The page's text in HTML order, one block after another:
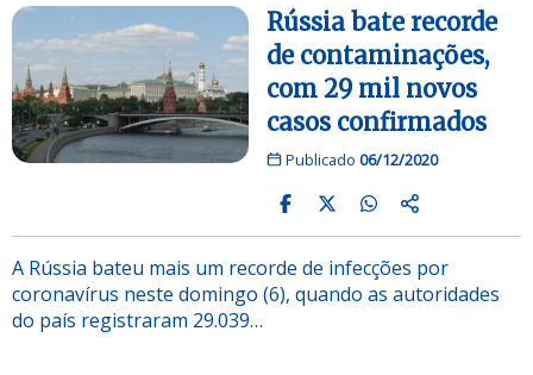
Rússia bate recorde
de contaminações,
com 29 mil novos
casos confirmados
Publicado 06/12/2020
A Rússia bateu mais um recorde de infecções por
coronavírus neste domingo (6), quando as autoridades
do país registraram 29.039…